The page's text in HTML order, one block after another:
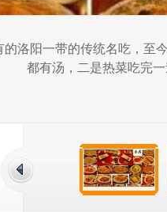
的洛阳一带的传统名吃，至
都有汤，二是热菜吃完